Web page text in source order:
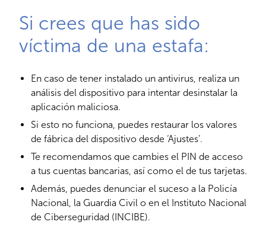
Si crees que has sido
víctima de una estafa:
En caso de tener instalado un antivirus, realiza un
análisis del dispositivo para intentar desinstalar la
aplicación maliciosa.
Si esto no funciona, puedes restaurar los valores
de fábrica del dispositivo desde ‘Ajustes’.
Te recomendamos que cambies el PIN de acceso
a tus cuentas bancarias, así como el de tus tarjetas.
Además, puedes denunciar el suceso a la Policía
Nacional, la Guardia Civil o en el Instituto Nacional
de Ciberseguridad (INCIBE).